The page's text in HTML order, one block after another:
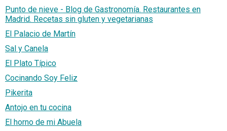
Punto de nieve - Blog de Gastronomía. Restaurantes en
Madrid. Recetas sin gluten y vegetarianas
El Palacio de Martín
Sal y Canela
El Plato Típico
Cocinando Soy Feliz
Pikerita
Antojo en tu cocina
El horno de mi Abuela